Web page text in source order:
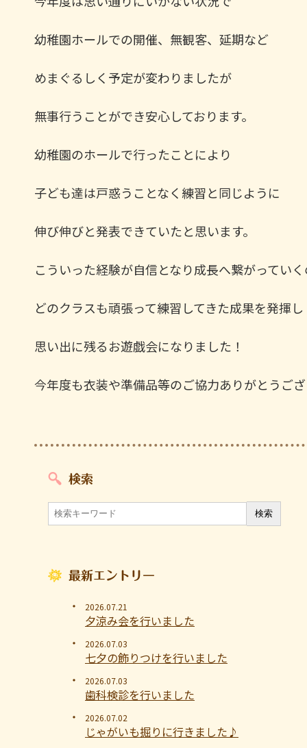
幼稚園ホールでの開催、無観客、延期など
めまぐるしく予定が変わりましたが
無事行うことができ安心しております。
幼稚園のホールで行ったことにより
子ども達は戸惑うことなく練習と同じように
伸び伸びと発表できていたと思います。
こういった経験が自信となり成長へ繋がってい
どのクラスも頑張って練習してきた成果を発揮し
思い出に残るお遊戯会になりました！
今年度も衣装や準備品等のご協力ありがとうご
検索
最新エントリー
2026.07.21
夕涼み会を行いました
2026.07.03
七夕の飾りつけを行いました
2026.07.03
歯科検診を行いました
2026.07.02
じゃがいも掘りに行きました♪